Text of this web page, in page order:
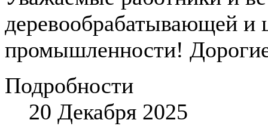
деревообрабатывающей и
промышленности!
Подробности
20 Декабря 2025